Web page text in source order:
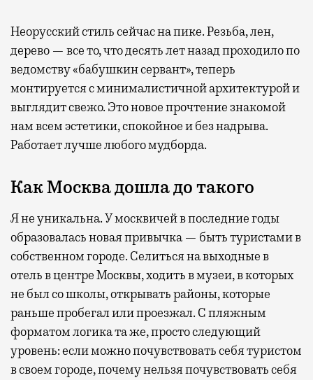
Неорусский стиль сейчас на пике. Резьба, лен,
дерево — все то, что десять лет назад проходило по
ведомству «бабушкин сервант», теперь
монтируется с минималистичной архитектурой и
выглядит свежо. Это новое прочтение знакомой
нам всем эстетики, спокойное и без надрыва.
Работает лучше любого мудборда.
Как Москва дошла до такого
Я не уникальна. У москвичей в последние годы
образовалась новая привычка — быть туристами в
собственном городе. Селиться на выходные в
отель в центре Москвы, ходить в музеи, в которых
не был со школы, открывать районы, которые
раньше пробегал или проезжал. С пляжным
форматом логика та же, просто следующий
уровень: если можно почувствовать себя туристом
в своем городе, почему нельзя почувствовать себя